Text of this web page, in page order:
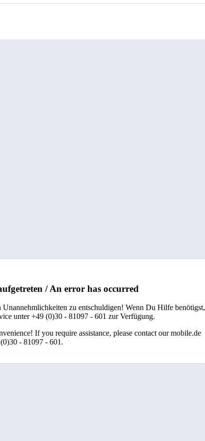
/ An error has occurred
Unannehmlichkeiten zu entschuldigen! Wenn Du Hilfe benötigst,
unter +49 (0)30 - 81097 - 601 zur Verfügung.
If you require assistance, please contact our mobile.de
- 81097 - 601.